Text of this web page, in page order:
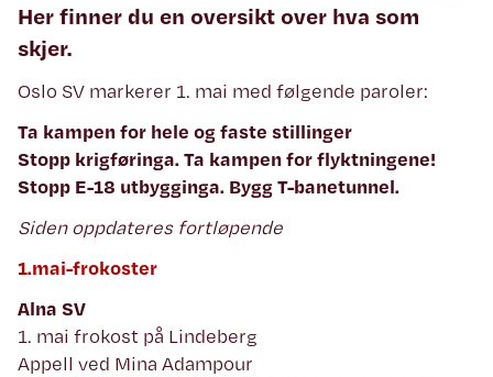
Her finner du en oversikt over hva som
skjer.
Oslo SV markerer 1. mai med følgende paroler:
Ta kampen for hele og faste stillinger
Stopp krigføringa. Ta kampen for flyktningene!
Stopp E-18 utbygginga. Bygg T-banetunnel.
Siden oppdateres fortløpende
1.mai-frokoster
Alna SV
1. mai frokost på Lindeberg
Appell ved Mina Adampour